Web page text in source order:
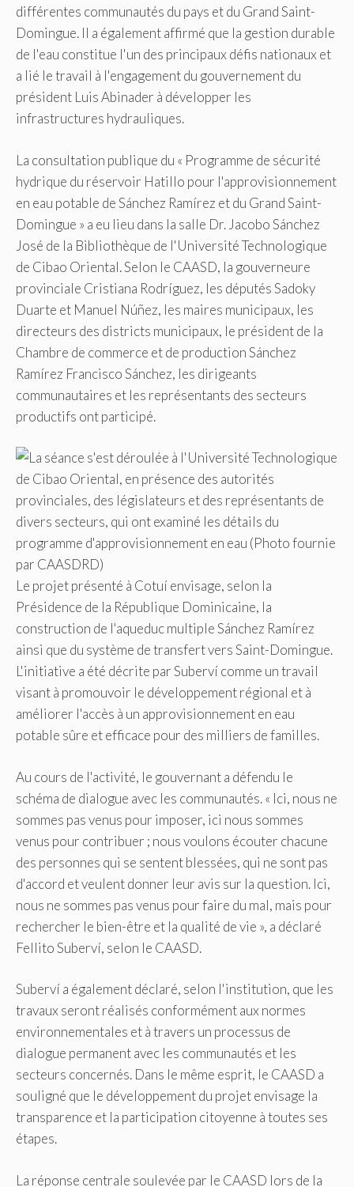
différentes communautés du pays et du Grand Saint-
Domingue. Il a également affirmé que la gestion durable
de l'eau constitue l'un des principaux défis nationaux et
a lié le travail à l'engagement du gouvernement du
président Luis Abinader à développer les
infrastructures hydrauliques.
La consultation publique du « Programme de sécurité
hydrique du réservoir Hatillo pour l'approvisionnement
en eau potable de Sánchez Ramírez et du Grand Saint-
Domingue » a eu lieu dans la salle Dr. Jacobo Sánchez
José de la Bibliothèque de l'Université Technologique
de Cibao Oriental. Selon le CAASD, la gouverneure
provinciale Cristiana Rodríguez, les députés Sadoky
Duarte et Manuel Núñez, les maires municipaux, les
directeurs des districts municipaux, le président de la
Chambre de commerce et de production Sánchez
Ramírez Francisco Sánchez, les dirigeants
communautaires et les représentants des secteurs
productifs ont participé.
Le projet présenté à Cotuí envisage, selon la
Présidence de la République Dominicaine, la
construction de l'aqueduc multiple Sánchez Ramírez
ainsi que du système de transfert vers Saint-Domingue.
L'initiative a été décrite par Suberví comme un travail
visant à promouvoir le développement régional et à
améliorer l'accès à un approvisionnement en eau
potable sûre et efficace pour des milliers de familles.
Au cours de l'activité, le gouvernant a défendu le
schéma de dialogue avec les communautés. « Ici, nous ne
sommes pas venus pour imposer, ici nous sommes
venus pour contribuer ; nous voulons écouter chacune
des personnes qui se sentent blessées, qui ne sont pas
d'accord et veulent donner leur avis sur la question. Ici,
nous ne sommes pas venus pour faire du mal, mais pour
rechercher le bien-être et la qualité de vie », a déclaré
Fellito Suberví, selon le CAASD.
Suberví a également déclaré, selon l'institution, que les
travaux seront réalisés conformément aux normes
environnementales et à travers un processus de
dialogue permanent avec les communautés et les
secteurs concernés. Dans le même esprit, le CAASD a
souligné que le développement du projet envisage la
transparence et la participation citoyenne à toutes ses
étapes.
La réponse centrale soulevée par le CAASD lors de la